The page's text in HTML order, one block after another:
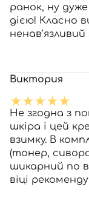
ранок, ну
дією! Класно
ненав’язливий
Виктория
Не згодна з
шкіра і цей
взимку. В
(тонер,
шикарний по
віці